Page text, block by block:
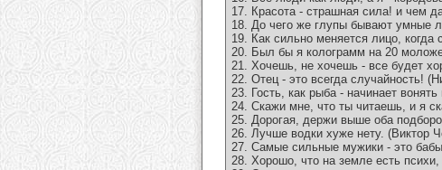
17. Красота - страшная сила! и чем
18. До чего же глупы бывают умные
19. Как сильно меняется лицо, когда
20. Был бы я колограмм на 20
21. Хочешь, не хочешь - все будет
22. Отец - это всегда случайность!
23. Гость, как рыба - начинает
24. Скажи мне, что ты читаешь, и я
25. Дорогая, держи выше оба
26. Лучше водки хуже нету. (Виктор
27. Самые сильные мужики - это
28. Хорошо, что на земле есть